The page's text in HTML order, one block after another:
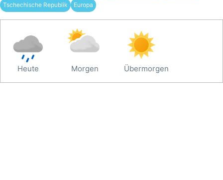
Tschechische Republik
Europa
Heute Morgen Übermorgen